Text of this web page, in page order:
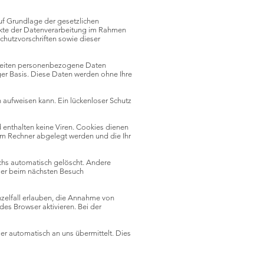
Grundlage der gesetzlichen
der Datenverarbeitung im Rahmen
sowie dieser
personenbezogene Daten
Basis. Diese Daten werden ohne Ihre
kann. Ein lückenloser Schutz
keine Viren. Cookies dienen
Rechner abgelegt werden und die Ihr
automatisch gelöscht. Andere
beim nächsten Besuch
erlauben, die Annahme von
Browser aktivieren. Bei der
automatisch an uns übermittelt. Dies